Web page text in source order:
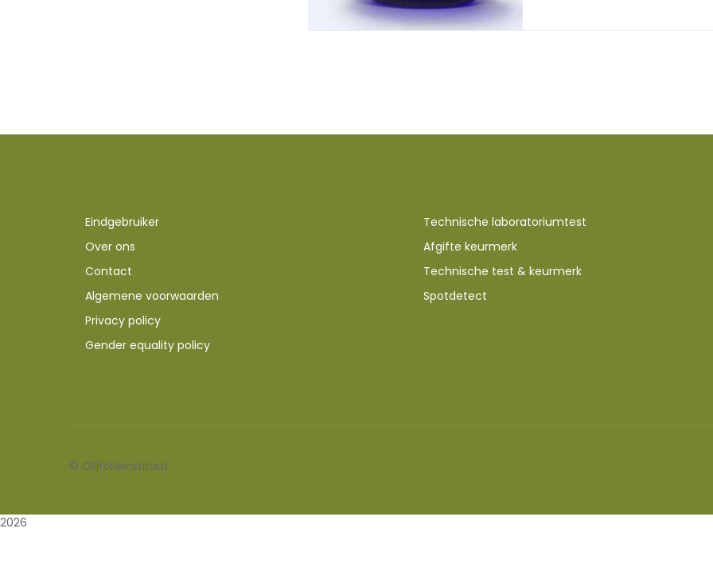
Eindgebruiker
Over ons
Contact
Algemene voorwaarden
Privacy policy
Gender equality policy
Technische laboratoriumtest
Afgifte keurmerk
Technische test & keurmerk
Spotdetect
© Olijfolieinstituut
2026